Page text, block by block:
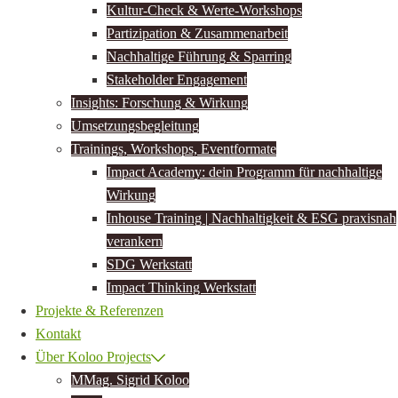
Kultur-Check & Werte-Workshops
Partizipation & Zusammenarbeit
Nachhaltige Führung & Sparring
Stakeholder Engagement
Insights: Forschung & Wirkung
Umsetzungsbegleitung
Trainings, Workshops, Eventformate
Impact Academy: dein Programm für nachhaltige
Wirkung
Inhouse Training | Nachhaltigkeit & ESG praxisnah
verankern
SDG Werkstatt
Impact Thinking Werkstatt
Projekte & Referenzen
Kontakt
Über Koloo Projects
MMag. Sigrid Koloo